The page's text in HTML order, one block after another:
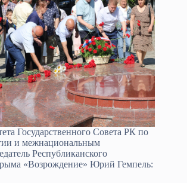
Государственного Совета РК по
и межнациональным
Республиканского
«Возрождение» Юрий Гемпель: